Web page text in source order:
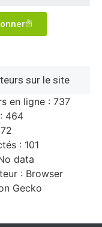
sur le site
en ligne : 737
464
: 101
data
: Browser
Gecko